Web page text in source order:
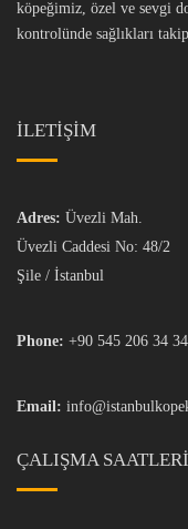
köpeğimiz, özel ve sevgi
kontrolünde sağlıkları
İLETİŞİM
Adres: Üvezli Mah.
Üvezli Caddesi No: 48/2
Şile / İstanbul
Phone: +90 545 206 34 34
Email:
ÇALIŞMA SAATLERI